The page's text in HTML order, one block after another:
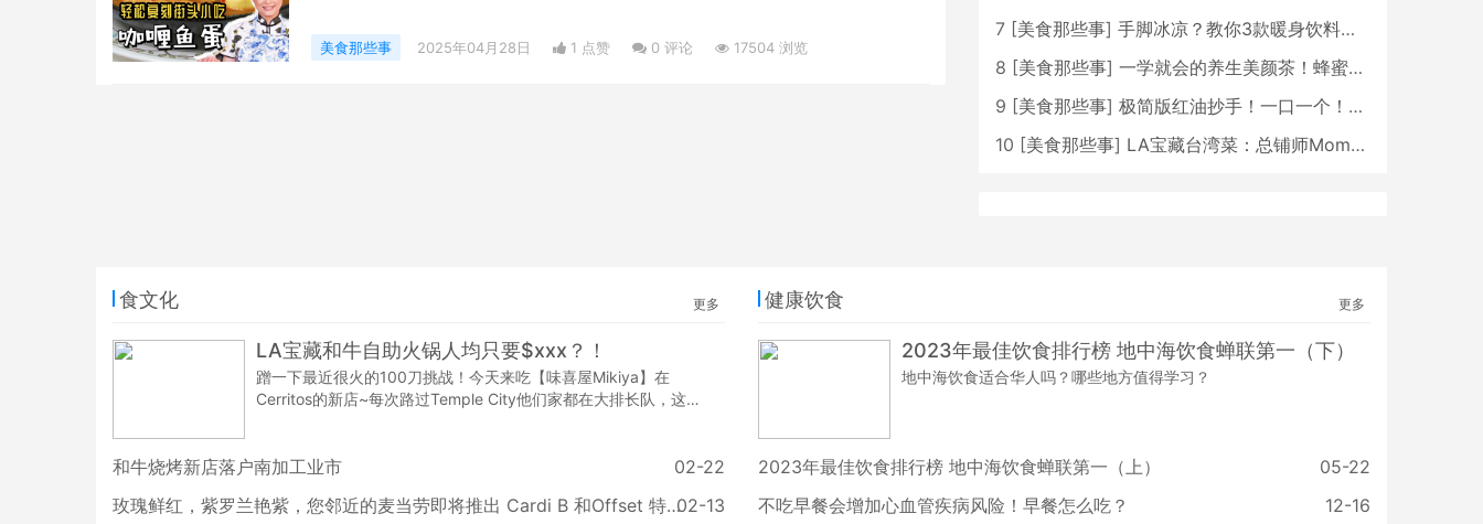
美食那些事 2025年04月28日 1 点赞 0 评论 17504 浏览
7 [美食那些事] 手脚冰凉？教你3款暖身饮料，一学就会！
8 [美食那些事] 一学就会的养生美颜茶！蜂蜜柠檬姜茶
9 [美食那些事] 极简版红油抄手！一口一个！巨好吃
10 [美食那些事] LA宝藏台湾菜：总铺师Momo Bistro | 林慧懿探店
食文化 更多
LA宝藏和牛自助火锅人均只要$xxx？！
蹭一下最近很火的100刀挑战！今天来吃【味喜屋Mikiya】在
Cerritos的新店~每次路过Temple City他们家都在大排长队，这次
和牛烧烤新店落户南加工业市
02-22
玫瑰鲜红，紫罗兰艳紫，您邻近的麦当劳即将推出 Cardi B 和Offset 特餐02-13
健康饮食 更多
2023年最佳饮食排行榜 地中海饮食蝉联第一（下）
地中海饮食适合华人吗？哪些地方值得学习？
2023年最佳饮食排行榜 地中海饮食蝉联第一（上）
05-22
不吃早餐会增加心血管疾病风险！早餐怎么吃？
12-16